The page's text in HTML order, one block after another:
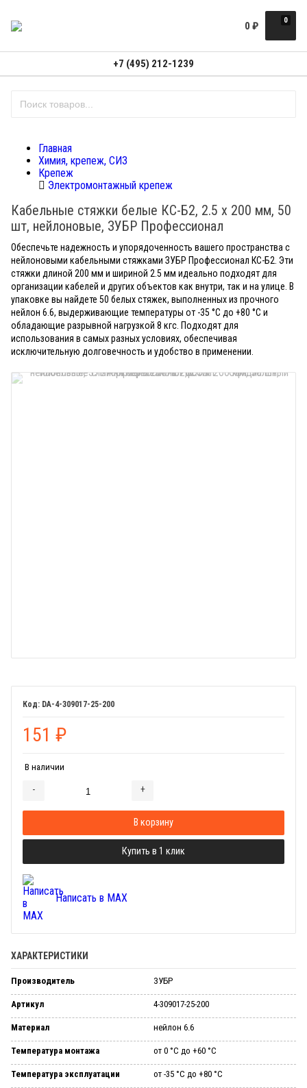
0
0 ₽
+7 (495) 212-1239
Главная
Химия, крепеж, СИЗ
Крепеж
Электромонтажный крепеж
Кабельные стяжки белые КС-Б2, 2.5 х 200 мм, 50
шт, нейлоновые, ЗУБР Профессионал
Обеспечьте надежность и упорядоченность вашего пространства с
нейлоновыми кабельными стяжками ЗУБР Профессионал КС-Б2. Эти
стяжки длиной 200 мм и шириной 2.5 мм идеально подходят для
организации кабелей и других объектов как внутри, так и на улице. В
упаковке вы найдете 50 белых стяжек, выполненных из прочного
нейлон 6.6, выдерживающие температуры от -35 °С до +80 °С и
обладающие разрывной нагрузкой 8 кгс. Подходят для
использования в самых разных условиях, обеспечивая
исключительную долговечность и удобство в применении.
DA-4-309017-25-200
151 ₽
В наличии
- +
В корзину
Купить в 1 клик
Написать в MAX
ХАРАКТЕРИСТИКИ
Производитель ЗУБР
Артикул 4-309017-25-200
Материал нейлон 6.6
Температура монтажа от 0 °С до +60 °С
Температура эксплуатации от -35 °С до +80 °С